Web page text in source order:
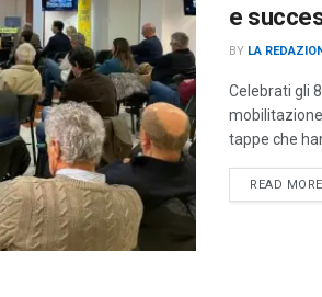
e
BY LA
Celebrati gli
tappe che
READ MORE